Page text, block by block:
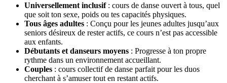
Universellement inclusif: cours de danse ouvert à tous, quel
que soit ton sexe, poids ou tes capacités physiques.
Tous âges adultes : Conçu pour les jeunes adultes jusqu’aux
seniors désireux de rester actifs, ce cours n’est pas accessible
aux enfants.
Débutants et danseurs moyens : Progresse à ton propre
rythme dans un environnement accueillant.
Couples : cours collectif de danse parfait pour les duos
cherchant à s’amuser tout en restant actifs.